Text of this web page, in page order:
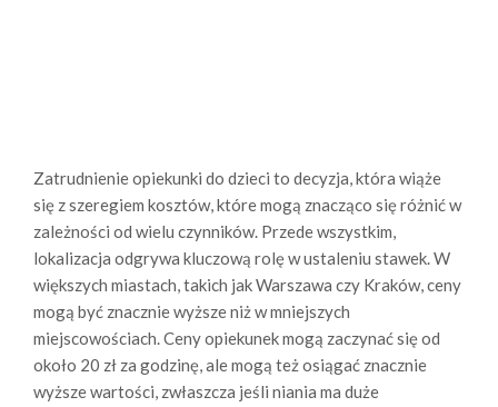
Zatrudnienie opiekunki do dzieci to decyzja, która wiąże
się z szeregiem kosztów, które mogą znacząco się różnić w
zależności od wielu czynników. Przede wszystkim,
lokalizacja odgrywa kluczową rolę w ustaleniu stawek. W
większych miastach, takich jak Warszawa czy Kraków, ceny
mogą być znacznie wyższe niż w mniejszych
miejscowościach. Ceny opiekunek mogą zaczynać się od
około 20 zł za godzinę, ale mogą też osiągać znacznie
wyższe wartości, zwłaszcza jeśli niania ma duże